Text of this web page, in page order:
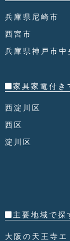
兵庫県尼崎市
西宮市
兵庫県神戸市中
家具家電付き
西淀川区
西区
淀川区
主要地域で探
大阪の天王寺エ